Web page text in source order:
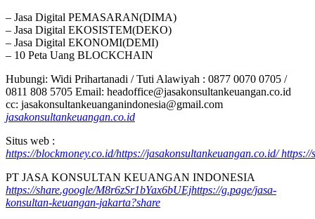
– Jasa Digital PEMASARAN(DIMA)
– Jasa Digital EKOSISTEM(DEKO)
– Jasa Digital EKONOMI(DEMI)
– 10 Peta Uang BLOCKCHAIN
Hubungi: Widi Prihartanadi / Tuti Alawiyah : 0877 0070 0705 /
0811 808 5705 Email: headoffice@jasakonsultankeuangan.co.id
cc: jasakonsultankeuanganindonesia@gmail.com
jasakonsultankeuangan.co.id
Situs web :
https://blockmoney.co.id/https://jasakonsultankeuangan.co.id/https://
PT JASA KONSULTAN KEUANGAN INDONESIA
https://share.google/M8r6zSr1bYax6bUEjhttps://g.page/jasa-
konsultan-keuangan-jakarta?share